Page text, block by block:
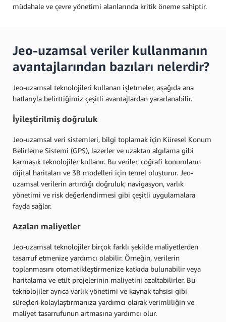
müdahale ve çevre yönetimi alanlarında kritik öneme sahiptir.
Jeo-uzamsal veriler kullanmanın
avantajlarından bazıları nelerdir?
Jeo-uzamsal teknolojileri kullanan işletmeler, aşağıda ana
hatlarıyla belirttiğimiz çeşitli avantajlardan yararlanabilir.
İyileştirilmiş doğruluk
Jeo-uzamsal veri sistemleri, bilgi toplamak için Küresel Konum
Belirleme Sistemi (GPS), lazerler ve uzaktan algılama gibi
karmaşık teknolojiler kullanır. Bu veriler, coğrafi konumların
dijital haritaları ve 3B modelleri için temel oluşturur. Jeo-
uzamsal verilerin artırdığı doğruluk; navigasyon, varlık
yönetimi ve risk değerlendirmesi gibi çeşitli uygulamalara
fayda sağlar.
Azalan maliyetler
Jeo-uzamsal teknolojiler birçok farklı şekilde maliyetlerden
tasarruf etmenize yardımcı olabilir. Örneğin, verilerin
toplanmasını otomatikleştirmenize katkıda bulunabilir veya
haritalama ve etüt projelerinin maliyetini azaltabilirler. Bu
teknolojiler ayrıca varlık yönetimi ve kaynak tahsisi gibi
süreçleri kolaylaştırmanıza yardımcı olarak verimliliğin ve
maliyet tasarrufunun artmasına yardımcı olur.